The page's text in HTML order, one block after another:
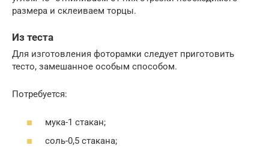
размера и склеиваем торцы.
Из теста
Для изготовления фоторамки следует приготовить
тесто, замешанное особым способом.
Потребуется:
мука-1 стакан;
соль-0,5 стакана;